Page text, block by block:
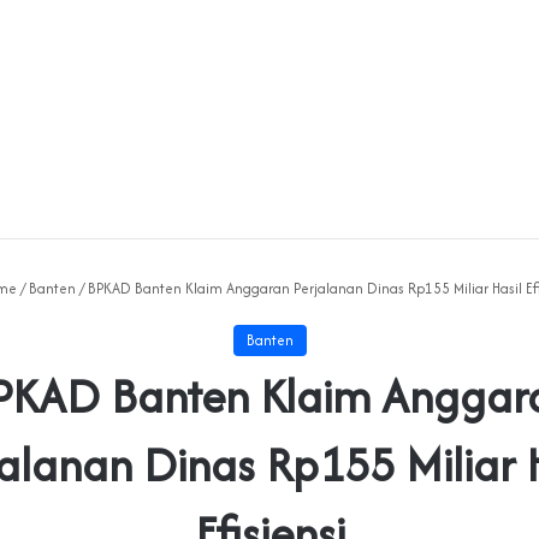
/ Banten / BPKAD Banten Klaim Anggaran Perjalanan Dinas Rp155 Miliar Hasil
Banten
Banten Klaim
Dinas Rp155 Miliar